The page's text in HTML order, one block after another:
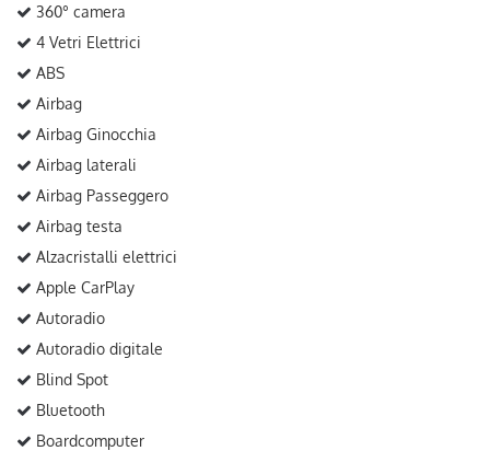
360° camera
4 Vetri Elettrici
ABS
Airbag
Airbag Ginocchia
Airbag laterali
Airbag Passeggero
Airbag testa
Alzacristalli elettrici
Apple CarPlay
Autoradio
Autoradio digitale
Blind Spot
Bluetooth
Boardcomputer